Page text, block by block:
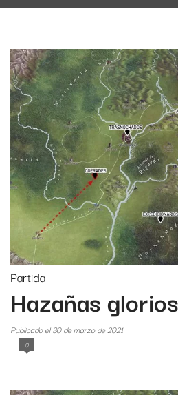
Partida
Hazañas
Publicado el 30 de marzo de 2021
0